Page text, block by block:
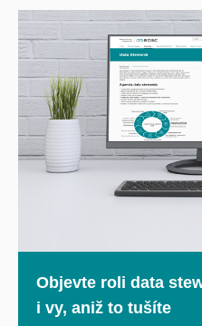
Objevte roli data
i vy, aniž to tušíte